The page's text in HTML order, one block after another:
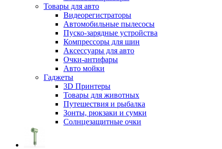
Товары для авто
Видеорегистраторы
Автомобильные пылесосы
Пуско-зарядные устройства
Компрессоры для шин
Аксессуары для авто
Очки-антифары
Авто мойки
Гаджеты
3D Принтеры
Товары для животных
Путешествия и рыбалка
Зонты, рюкзаки и сумки
Солнцезащитные очки